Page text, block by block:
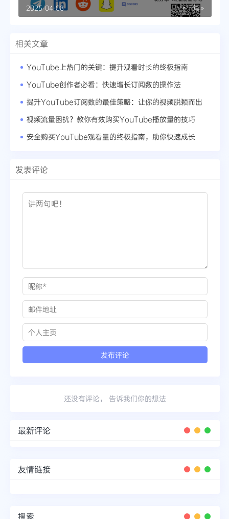
式增长
下一篇 »
2025-04-08
相关文章
YouTube上热门的关键：提升观看时长的终极指南
YouTube创作者必看：快速增长订阅数的操作法
提升YouTube订阅数的最佳策略：让你的视频脱颖而出
视频流量困扰？教你有效购买YouTube播放量的技巧
安全购买YouTube观看量的终极指南，助你快速成长
发表评论
还没有评论， 告诉我们你的想法
最新评论
友情链接
搜索